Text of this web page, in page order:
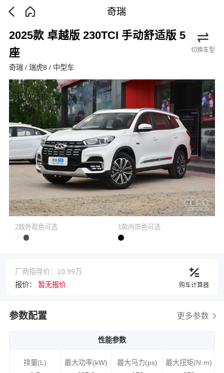
奇瑞
2025款 卓越版 230TCI 手动舒适版 5
座
奇瑞 / 瑞虎8 / 中型车
切换车型
2款外观色可选 1款内饰色可选
厂商指导价：10.99万
报价： 暂无报价 购车计算器
参数配置 更多参数
性能参数
排量(L)
最大功率(kW)
最大马力(ps)
最大扭矩(N·m)